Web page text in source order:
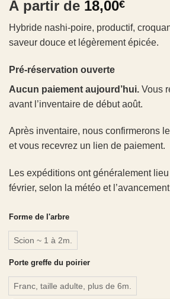
À partir de 18,00€
Hybride nashi-poire, productif,
saveur douce et légèrement épicée.
Pré-réservation ouverte
Aucun paiement aujourd’hui. Vous
avant l’inventaire de début août.
Après inventaire, nous confirmerons
et vous recevrez un lien de paiement.
Les expéditions ont généralement
février, selon la météo et
Forme de l'arbre
Scion ~ 1 à 2m.
Porte greffe du poirier
Franc, taille adulte, plus de 6m.